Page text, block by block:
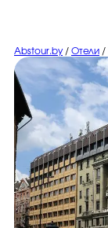
Abstour.by / Отели /